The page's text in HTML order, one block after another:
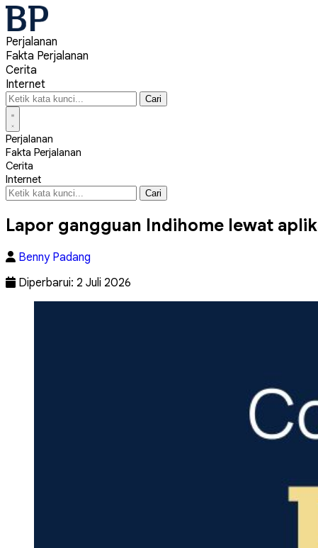
Perjalanan
Fakta Perjalanan
Cerita
Internet
Cari
Cari
Perjalanan
Fakta Perjalanan
Cerita
Internet
Cari Cari
Lapor gangguan Indihome lewat
Benny Padang
Diperbarui: 2 Juli 2026